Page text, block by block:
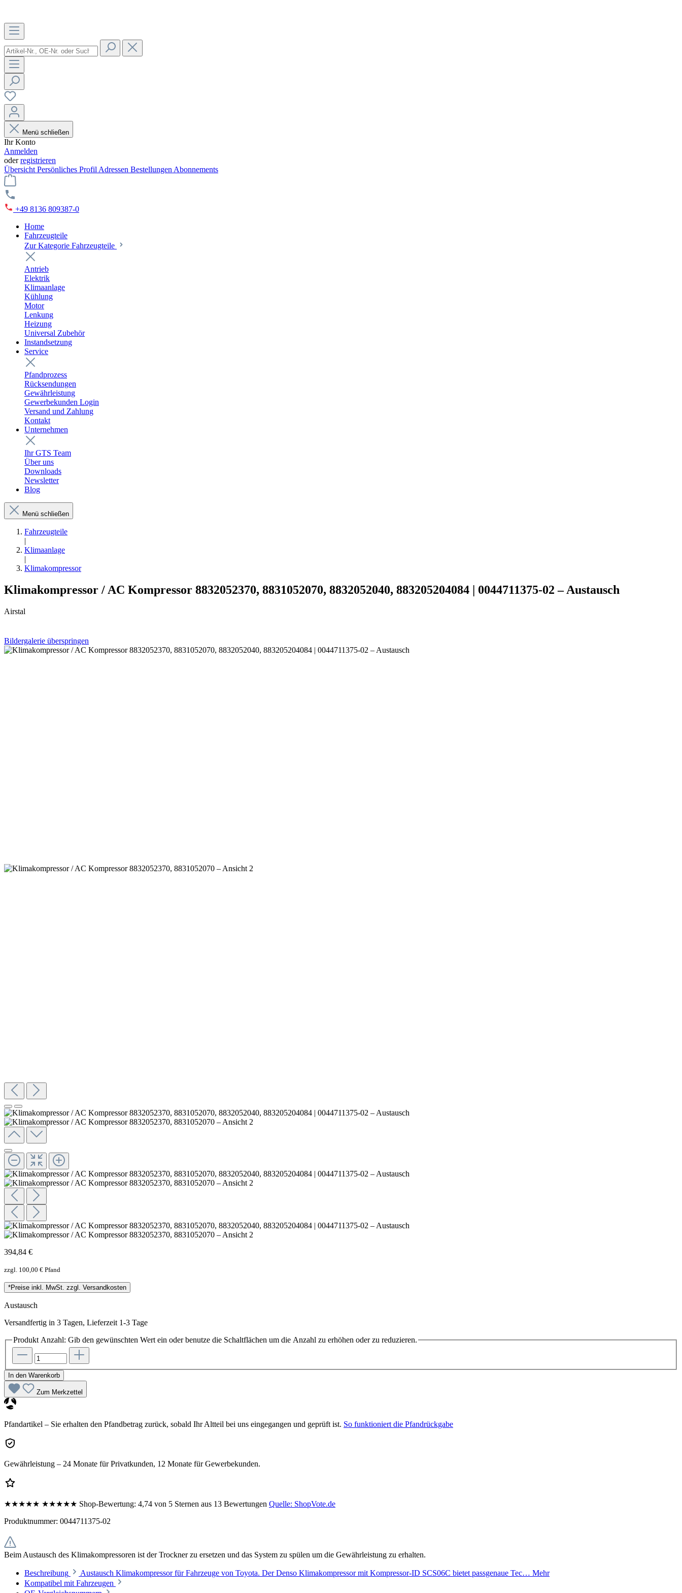
Menü schließen
Ihr Konto
Anmelden
oderregistrieren
Übersicht Persönliches Profil Adressen Bestellungen Abonnements
+49 8136 809387-0
Home
Fahrzeugteile
Zur Kategorie Fahrzeugteile
Antrieb
Elektrik
Klimaanlage
Kühlung
Motor
Lenkung
Heizung
Universal Zubehör
Instandsetzung
Service
Pfandprozess
Rücksendungen
Gewährleistung
Gewerbekunden Login
Versand und Zahlung
Kontakt
Unternehmen
Ihr GTS Team
Über uns
Downloads
Newsletter
Blog
Menü schließen
Fahrzeugteile
|
Klimaanlage
|
Klimakompressor
Klimakompressor / AC Kompressor 8832052370, 8831052070, 8832052040, 883205204084 | 0044711375-02 – Austausch
Airstal
Bildergalerie überspringen
394,84 €
zzgl. 100,00 € Pfand
*Preise inkl. MwSt. zzgl. Versandkosten
Austausch
Versandfertig in 3 Tagen, Lieferzeit 1-3 Tage
Produkt Anzahl: Gib den gewünschten Wert ein oder benutze die Schaltflächen um die Anzahl zu erhöhen oder zu reduzieren.
In den Warenkorb
Zum Merkzettel
Pfandartikel – Sie erhalten den Pfandbetrag zurück, sobald Ihr Altteil bei uns eingegangen und geprüft ist. So funktioniert die Pfandrückgabe
Gewährleistung – 24 Monate für Privatkunden, 12 Monate für Gewerbekunden.
★★★★★ ★★★★★ Shop-Bewertung: 4,74 von 5 Sternen aus 13 Bewertungen Quelle: ShopVote.de
Produktnummer: 0044711375-02
Beim Austausch des Klimakompressoren ist der Trockner zu ersetzen und das System zu spülen um die Gewährleistung zu erhalten.
Beschreibung Austausch Klimakompressor für Fahrzeuge von Toyota. Der Denso Klimakompressor mit Kompressor-ID SCS06C bietet passgenaue Tec… Mehr
Kompatibel mit Fahrzeugen